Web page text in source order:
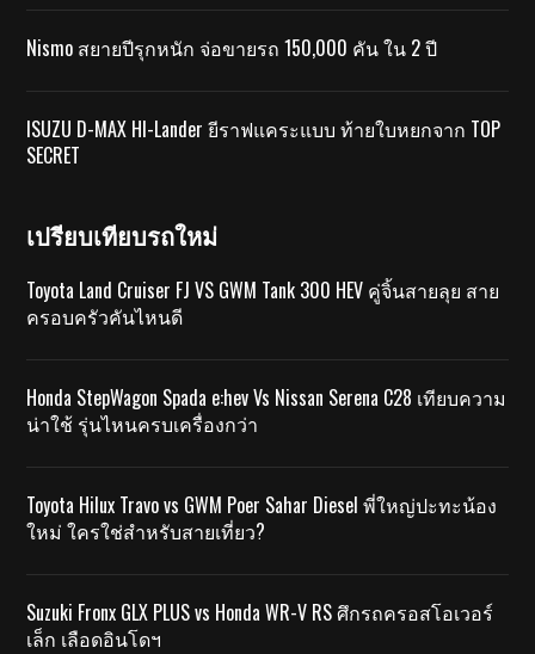
Nismo สยายปีรุกหนัก จ่อขายรถ 150,000 คัน ใน 2 ปี
ISUZU D-MAX HI-Lander ยีราฟแคระแบบ ท้ายใบหยกจาก TOP
SECRET
เปรียบเทียบรถใหม่
Toyota Land Cruiser FJ VS GWM Tank 300 HEV คู่จิ้นสายลุย สาย
ครอบครัวคันไหนดี
Honda StepWagon Spada e:hev Vs Nissan Serena C28 เทียบความ
น่าใช้ รุ่นไหนครบเครื่องกว่า
Toyota Hilux Travo vs GWM Poer Sahar Diesel พี่ใหญ่ปะทะน้อง
ใหม่ ใครใช่สำหรับสายเที่ยว?
Suzuki Fronx GLX PLUS vs Honda WR-V RS ศึกรถครอสโอเวอร์
เล็ก เลือดอินโดฯ